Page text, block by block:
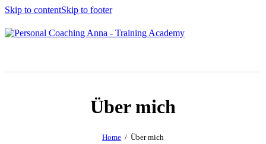
Skip to contentSkip to footer
Über mich
Home Über mich